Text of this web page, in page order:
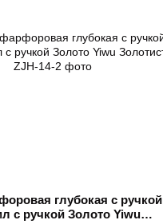
глубокая с ручкой
с ручкой Золото Yiwu